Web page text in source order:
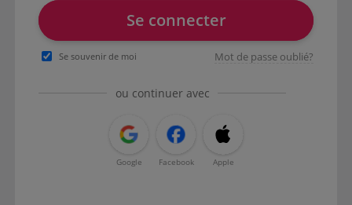
Se connecter
Se souvenir de moi Mot de passe oublié?
ou continuer avec
Google Facebook Apple